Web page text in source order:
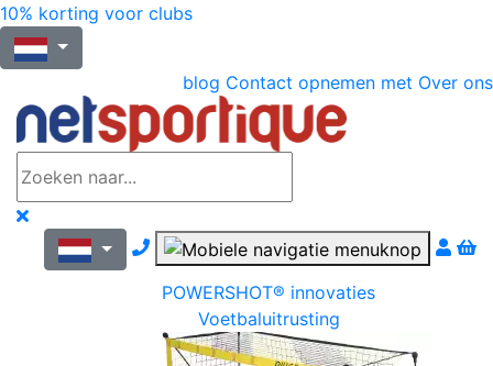
10% korting voor clubs
blog Contact opnemen met Over ons
Nous contacter par téléphone
POWERSHOT® innovaties
Voetbaluitrusting